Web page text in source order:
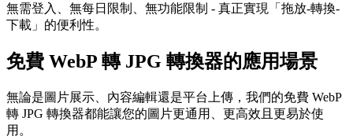
無需登入、無每日限制、無功能限制 - 真正實現「拖放-轉換-
下載」的便利性。
免費 WebP 轉 JPG 轉換器的應用場景
無論是圖片展示、內容編輯還是平台上傳，我們的免費 WebP
轉 JPG 轉換器都能讓您的圖片更通用、更高效且更易於使
用。